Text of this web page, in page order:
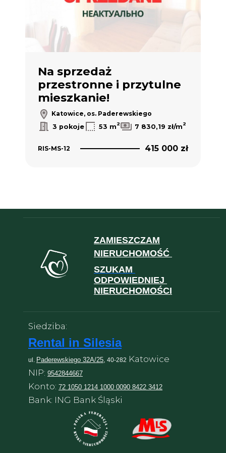
Na sprzedaż
przestronne i przytulne
mieszkanie!
Katowice, os. Paderewskiego
3 pokoje
53 m2 7 830,19 zł/m2
RIS-MS-12 415 000 zł
ZAMIESZCZAM
NIERUCHOMOŚĆ
SZUKAM
ODPOWIEDNIEJ
NIERUCHOMOŚCI
Siedziba:
Rental in Silesia
ul. Paderewskiego 32A/25, 40-282 Katowice
NIP: 9542844667
Konto: 72 1050 1214 1000 0090 8422 3412
Bank: ING Bank Śląski